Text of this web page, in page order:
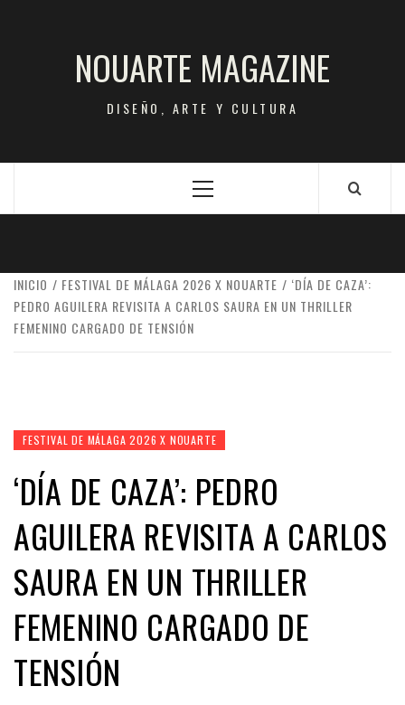
NOUARTE MAGAZINE
DISEÑO, ARTE Y CULTURA
Menú
INICIO FESTIVAL DE MÁLAGA 2026 X NOUARTE
‘DÍA DE CAZA’:
PEDRO AGUILERA REVISITA A CARLOS SAURA EN UN THRILLER
FEMENINO CARGADO DE TENSIÓN
FESTIVAL DE MÁLAGA 2026 X NOUARTE
‘DÍA DE CAZA’: PEDRO
AGUILERA REVISITA A CARLOS
SAURA EN UN THRILLER
FEMENINO CARGADO DE
TENSIÓN